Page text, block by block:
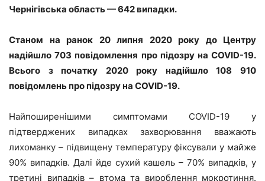
Чернігівська область — 642 випадки.
Станом на ранок 20 липня 2020 року до Центру
надійшло 703 повідомлення про підозру на COVID-19.
Всього з початку 2020 року надійшло 108 910
повідомлень про підозру на COVID-19.
Найпоширенішими симптомами COVID-19 у
підтверджених випадках захворювання вважають
лихоманку – підвищену температуру фіксували у майже
90% випадків. Далі йде сухий кашель – 70% випадків, у
третині випадків – втома та вироблення мокротиння.